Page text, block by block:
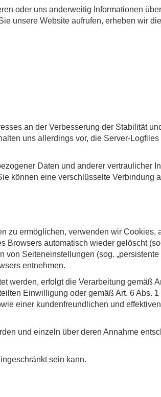
oder uns anderweitig Informationen
unsere Website aufrufen, erheben wir
an der Verbesserung der Stabilität
uns allerdings vor, die Server-
Daten und anderer vertraulicher
können eine verschlüsselte Verbindung
zu ermöglichen, verwenden wir Cookies,
automatisch wieder gelöscht
Seiteneinstellungen (sog. „persistente
entnehmen.
werden, erfolgt die Verarbeitung gemäß
Einwilligung oder gemäß Art. 6 Abs.
einer kundenfreundlichen und
und einzeln über deren Annahme
sein kann.